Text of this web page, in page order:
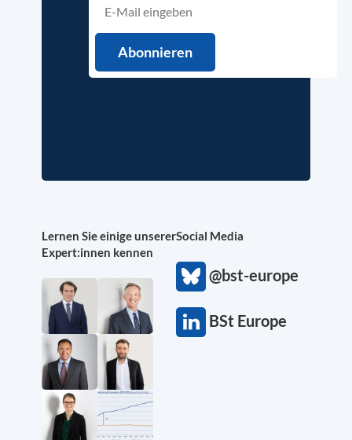
Lernen Sie einige unserer
Expert:innen kennen
Social Media
@bst-europe
BSt Europe